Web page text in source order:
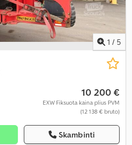
1 / 5
10 200 €
EXW Fiksuota kaina plius PVM
(12 138 € bruto)
Skambinti